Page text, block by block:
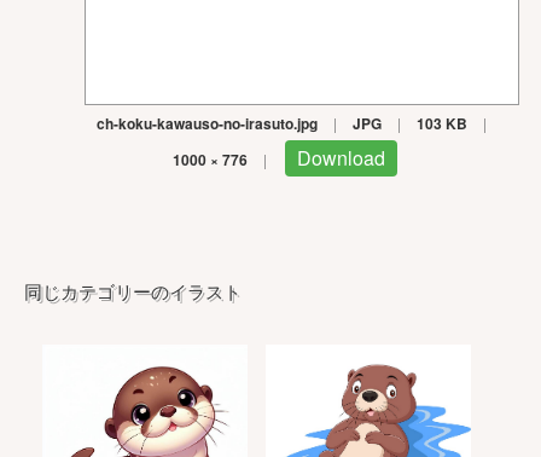
ch-koku-kawauso-no-irasuto.jpg | JPG | 103 KB |
1000 × 776 | Download
同じカテゴリーのイラスト